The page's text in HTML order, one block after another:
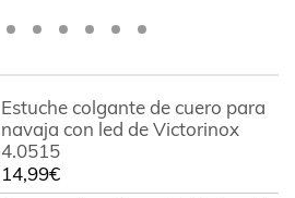
Estuche colgante de cuero para
navaja con led de Victorinox
4.0515
14,99€